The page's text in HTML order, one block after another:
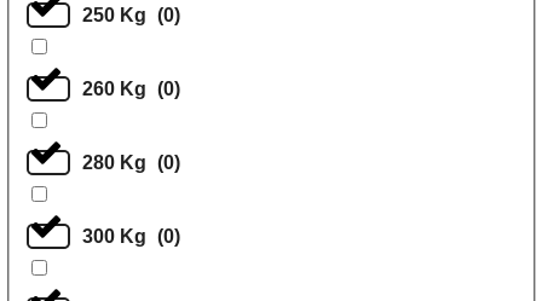
250 Kg (0)
260 Kg (0)
280 Kg (0)
300 Kg (0)